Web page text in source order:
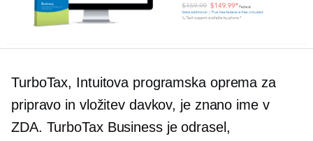
TurboTax, Intuitova programska oprema za
pripravo in vložitev davkov, je znano ime v
ZDA. TurboTax Business je odrasel,